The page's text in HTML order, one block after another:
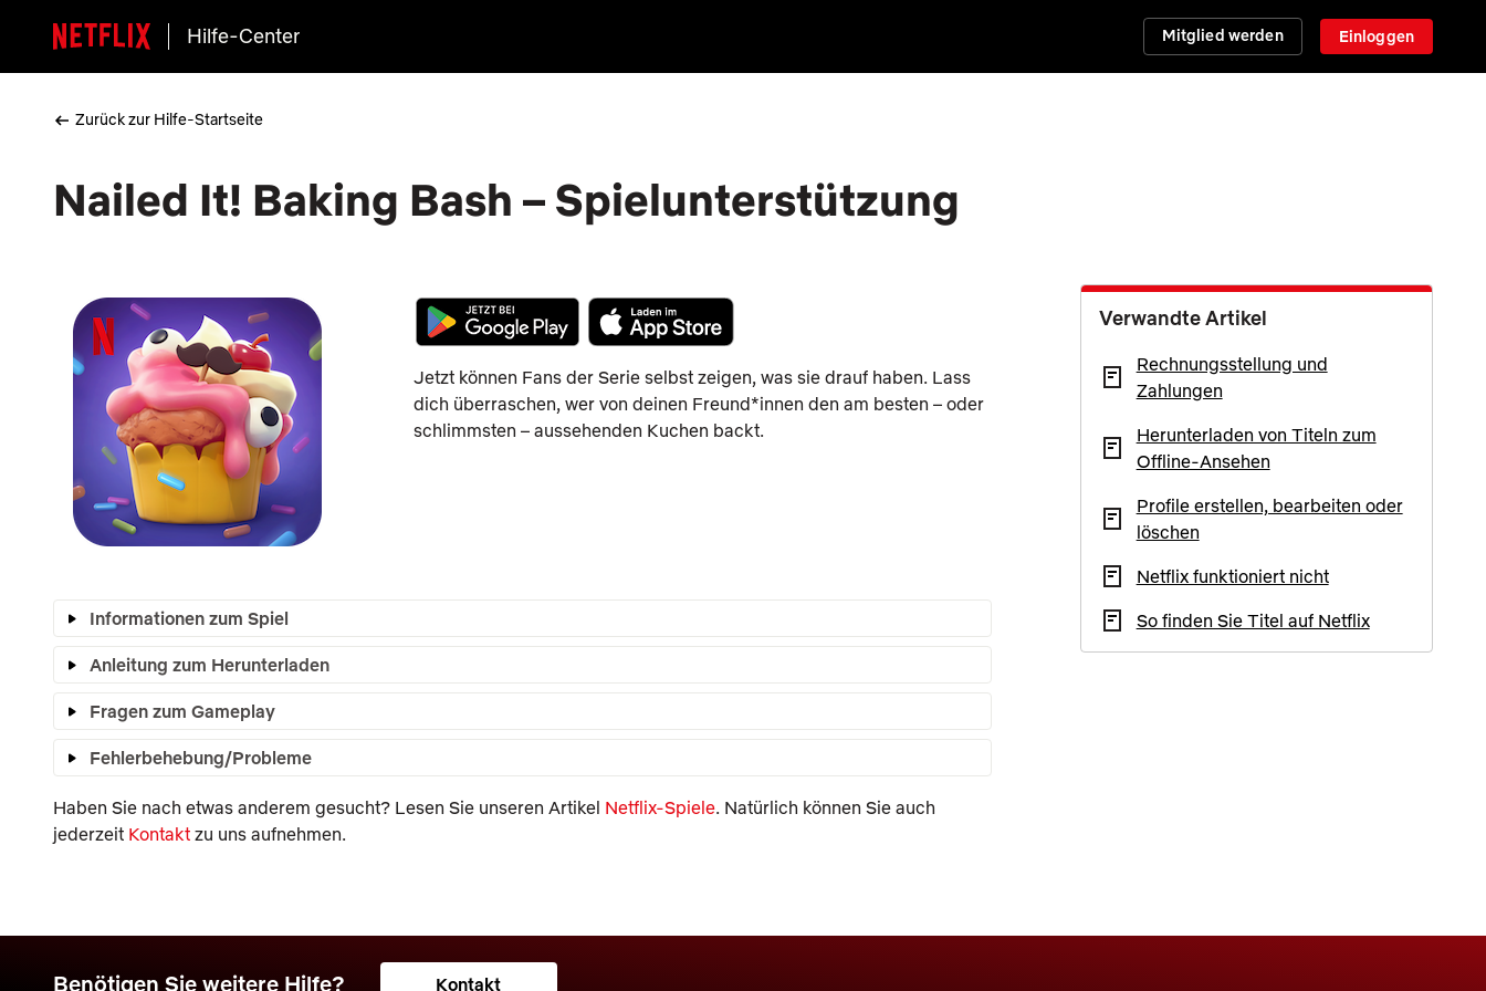
Hilfe-Center Mitglied werden Einloggen
Zurück zur Hilfe-Startseite
Nailed It! Baking Bash – Spielunterstützung
Jetzt können Fans der Serie selbst zeigen, was sie drauf haben. Lass
dich überraschen, wer von deinen Freund*innen den am besten – oder
schlimmsten – aussehenden Kuchen backt.
Informationen zum Spiel
Anleitung zum Herunterladen
Fragen zum Gameplay
Fehlerbehebung/Probleme
Haben Sie nach etwas anderem gesucht? Lesen Sie unseren Artikel Netflix-Spiele. Natürlich können Sie auch
jederzeit Kontakt zu uns aufnehmen.
Verwandte Artikel
Rechnungsstellung und
Zahlungen
Herunterladen von Titeln zum
Offline-Ansehen
Profile erstellen, bearbeiten oder
löschen
Netflix funktioniert nicht
So finden Sie Titel auf Netflix
Benötigen Sie weitere Hilfe? Kontakt